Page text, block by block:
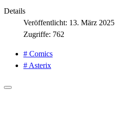
Details
Veröffentlicht: 13. März 2025
Zugriffe: 762
# Comics
# Asterix